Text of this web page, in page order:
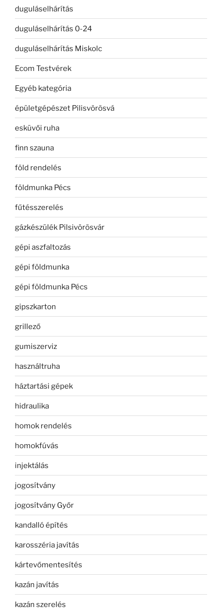
duguláselhárítás
duguláselhárítás 0-24
duguláselhárítás Miskolc
Ecom Testvérek
Egyéb kategória
épületgépészet Pilisvörösvá
esküvői ruha
finn szauna
föld rendelés
földmunka Pécs
fűtésszerelés
gázkészülék Pilsivörösvár
gépi aszfaltozás
gépi földmunka
gépi földmunka Pécs
gipszkarton
grillező
gumiszerviz
használtruha
háztartási gépek
hidraulika
homok rendelés
homokfúvás
injektálás
jogosítvány
jogosítvány Győr
kandalló építés
karosszéria javítás
kártevőmentesítés
kazán javítás
kazán szerelés